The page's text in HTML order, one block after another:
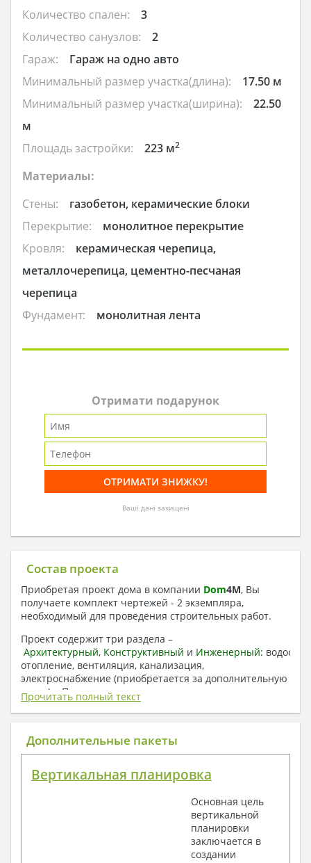
Количество спален:
3
Количество санузлов:
2
Гараж:
Гараж на одно авто
Минимальный размер участка(длина):
17.50 м
Минимальный размер участка(ширина):
22.50
м
Площадь застройки:
223 м2
Материалы:
Стены:
газобетон, керамические блоки
Перекрытие:
монолитное перекрытие
Кровля:
керамическая черепица,
металлочерепица, цементно-песчаная
черепица
Фундамент:
монолитная лента
Отримати подарунок
Ваші дані захищені
Состав проекта
Приобретая проект дома в компании Dom4M, Вы
получаете комплект чертежей - 2 экземпляра,
необходимый для проведения строительных работ.
Проект содержит три раздела –
Архитектурный, Конструктивный и Инженерный:
отопление, вентиляция, канализация,
электроснабжение (приобретается за дополнительную
плату) + Пояснительная записка.
1. Архитектурный раздел:
Общие данные по проекту
Поэтажные маркировочные планы с
Разрезы и состав конструкций
Фасады с ведомостью внешних отделок
Элементы проемов – спецификация
Ведомость перемычек – сечения и
Прочитать полный текст
Дополнительные пакеты
Вертикальная планировка
Основная цель
вертикальной
планировки
заключается в
создании